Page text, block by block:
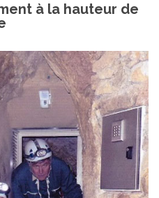
à la hauteur de